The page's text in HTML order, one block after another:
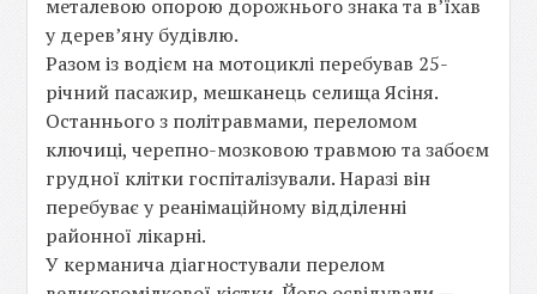
металевою опорою дорожнього знака та в’їхав
у дерев’яну будівлю.
Разом із водієм на мотоциклі перебував 25-
річний пасажир, мешканець селища Ясіня.
Останнього з політравмами, переломом
ключиці, черепно-мозковою травмою та забоєм
грудної клітки госпіталізували. Наразі він
перебуває у реанімаційному відділенні
районної лікарні.
У керманича діагностували перелом